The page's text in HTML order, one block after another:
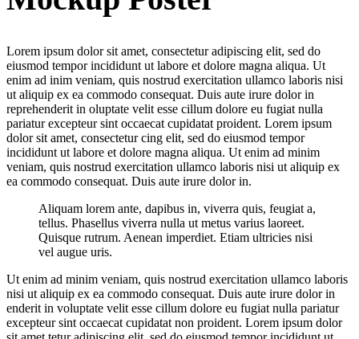
Lorem ipsum dolor sit amet, consectetur adipiscing elit, sed do
eiusmod tempor incididunt ut labore et dolore magna aliqua. Ut
enim ad inim veniam, quis nostrud exercitation ullamco laboris nisi
ut aliquip ex ea commodo consequat. Duis aute irure dolor in
reprehenderit in oluptate velit esse cillum dolore eu fugiat nulla
pariatur excepteur sint occaecat cupidatat proident. Lorem ipsum
dolor sit amet, consectetur cing elit, sed do eiusmod tempor
incididunt ut labore et dolore magna aliqua. Ut enim ad minim
veniam, quis nostrud exercitation ullamco laboris nisi ut aliquip ex
ea commodo consequat. Duis aute irure dolor in.
Aliquam lorem ante, dapibus in, viverra quis, feugiat a,
tellus. Phasellus viverra nulla ut metus varius laoreet.
Quisque rutrum. Aenean imperdiet. Etiam ultricies nisi
vel augue uris.
Ut enim ad minim veniam, quis nostrud exercitation ullamco laboris
nisi ut aliquip ex ea commodo consequat. Duis aute irure dolor in
enderit in voluptate velit esse cillum dolore eu fugiat nulla pariatur
excepteur sint occaecat cupidatat non proident. Lorem ipsum dolor